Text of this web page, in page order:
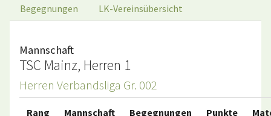
Begegnungen LK-Vereinsübersicht
Mannschaft
TSC Mainz, Herren 1
Herren Verbandsliga Gr. 002
Rang Mannschaft Begegnungen Punkte